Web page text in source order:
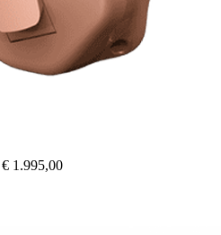
€ 1.995,00